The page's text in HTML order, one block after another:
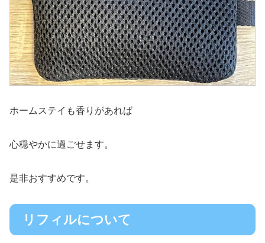
ホームステイも香りがあれば
心穏やかに過ごせます。
是非おすすめです。
リフィルについて